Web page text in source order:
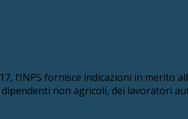
l’INPS fornisce indicazioni in
non agricoli, dei lavoratori